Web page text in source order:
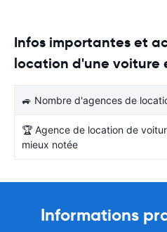
Infos importantes et
location d'une voiture
🚙 Nombre d'agences de
🏆 Agence de location de
mieux notée
Informations